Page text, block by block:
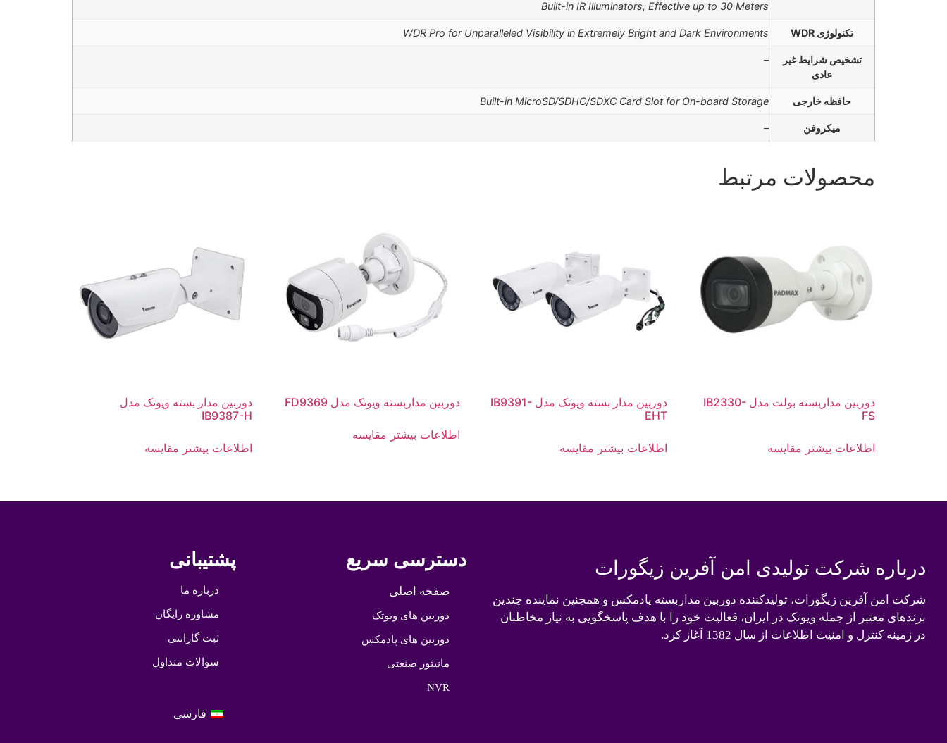
Built-in IR Illuminators, Effective up to 30 Meters
تکنولوژی WDR WDR Pro for Unparalleled Visibility in Extremely Bright and Dark Environments
تشخیص شرایط غیر
عادی
–
حافظه خارجی Built-in MicroSD/SDHC/SDXC Card Slot for On-board Storage
میکروفن –
محصولات مرتبط
دوربین مداربسته بولت مدل IB2330-
FS
اطلاعات بیشتر مقایسه
دوربین مدار بسته ویوتک مدل IB9391-
EHT
اطلاعات بیشتر مقایسه
دوربین مداربسته ویوتک مدل FD9369
اطلاعات بیشتر مقایسه
دوربین مدار بسته ویوتک مدل
IB9387-H
اطلاعات بیشتر مقایسه
درباره شرکت تولیدی امن آفرین زیگورات
شرکت امن آفرین زیگورات، تولیدکننده دوربین مداربسته پادمکس و همچنین نماینده چندین
برندهای معتبر از جمله ویوتک در ایران، فعالیت خود را با هدف پاسخگویی به نیاز مخاطبان
در زمینه کنترل و امنیت اطلاعات از سال 1382 آغاز کرد.
دسترسی سریع
صفحه اصلی
دوربین های ویوتک
دوربین های پادمکس
مانیتور صنعتی
NVR
پشتیبانی
درباره ما
مشاوره رایگان
ثبت گارانتی
سوالات متداول
فارسی